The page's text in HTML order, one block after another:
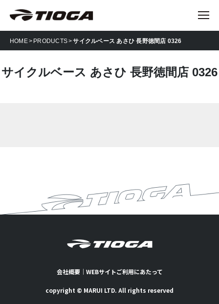
HOME PRODUCTS サイクルベース あさひ 長野徳間店 0326
サイクルベース あさひ 長野徳間店 0326
会社概要｜ WEBサイトご利用にあたって
copyright © MARUI LTD. All rights reserved